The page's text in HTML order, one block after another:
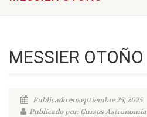
MESSIER OTOÑO
Publicado enseptiembre 25, 2025
Publicado por: Cursos Astronomía